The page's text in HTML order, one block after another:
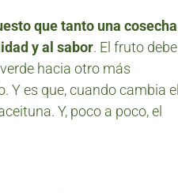
que tanto una cosecha
y al sabor. El fruto debe
hacia otro más
Y es que, cuando cambia el
Y, poco a poco, el